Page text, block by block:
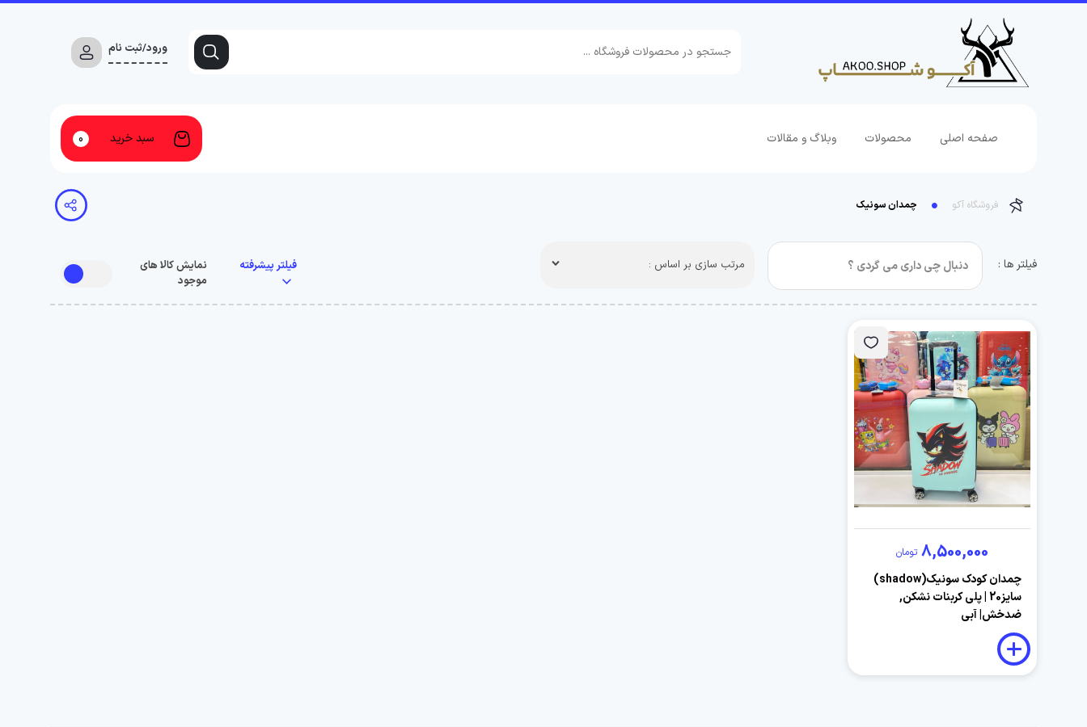
ورود/ثبت نام
صفحه اصلی محصولات وبلاگ و مقالات سبد خرید 0
فروشگاه آکو چمدان سونیک
فیلتر ها : مرتب سازی بر اساس : فیلتر پیشرفته
نمایش کالا های
موجود
8,500,000 تومان
چمدان کودک سونیک(shadow)
سایز20 | پلی کربنات نشکن,
ضدخش| آبی